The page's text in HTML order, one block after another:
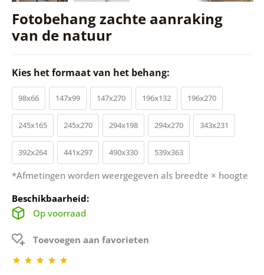
Fotobehang zachte aanraking
van de natuur
Kies het formaat van het behang:
98x66 147x99 147x270 196x132 196x270
245x165 245x270 294x198 294x270 343x231
392x264 441x297 490x330 539x363
*Afmetingen worden weergegeven als breedte × hoogte
Beschikbaarheid:
Op voorraad
Toevoegen aan favorieten